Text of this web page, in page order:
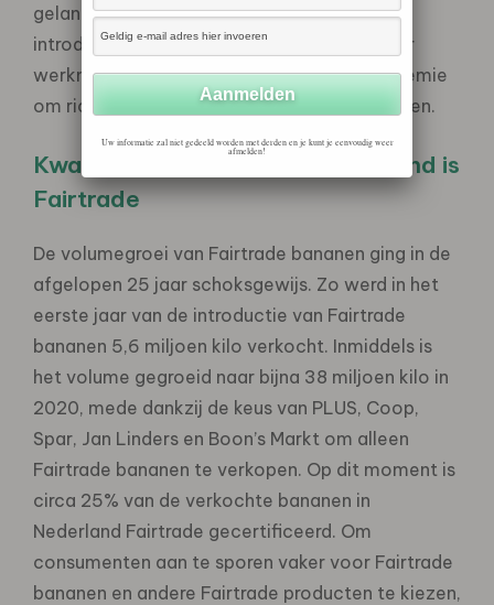
gelanceerd. Voorbeelden hiervan zijn de
introductie van een Fairtrade basisloon voor
werknemers en de inzet van de Fairtrade premie
om richting een leefbaar loonniveau te komen.
Kwart van de bananen in Nederland is
Fairtrade
De volumegroei van Fairtrade bananen ging in de
afgelopen 25 jaar schoksgewijs. Zo werd in het
eerste jaar van de introductie van Fairtrade
bananen 5,6 miljoen kilo verkocht. Inmiddels is
het volume gegroeid naar bijna 38 miljoen kilo in
2020, mede dankzij de keus van PLUS, Coop,
Spar, Jan Linders en Boon’s Markt om alleen
Fairtrade bananen te verkopen. Op dit moment is
circa 25% van de verkochte bananen in
Nederland Fairtrade gecertificeerd. Om
consumenten aan te sporen vaker voor Fairtrade
bananen en andere Fairtrade producten te kiezen,
Uw informatie zal niet gedeeld worden met derden en je kunt je eenvoudig weer
afmelden!